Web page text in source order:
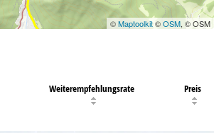
©Maptoolkit©OSM, © OSM
Weiterempfehlungsrate Preis